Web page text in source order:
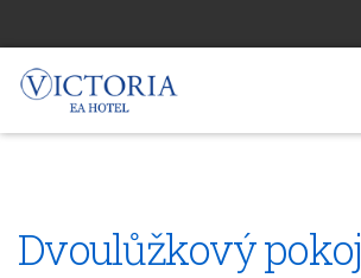
Dvoulůžkový pokoj